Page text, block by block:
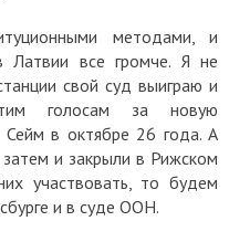
методами, и
Латвии все громче. Я не
свой суд выиграю и
голосам за новую
в октябре 26 года. А
и закрыли в Рижском
участвовать, то будем
и в суде ООН.